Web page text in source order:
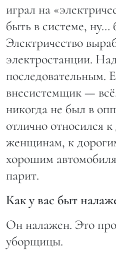
играл на
быть в системе, ну…
Электричество
электростанции.
последовательным.
внесистемщик —
никогда не был в
отлично относился
женщинам, к
хорошим
парит.
Как у вас быт
Он налажен. Это
уборщицы.